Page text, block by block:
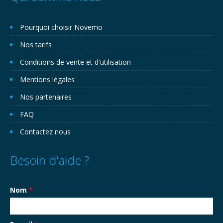
Pourquoi choisir Novemo
Nos tarifs
Conditions de vente et d'utilisation
Mentions légales
Nos partenaires
FAQ
Contactez nous
Besoin d'aide ?
Nom *